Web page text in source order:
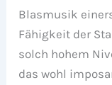
Blasmusik
Fähigkeit der
solch hohem
das wohl